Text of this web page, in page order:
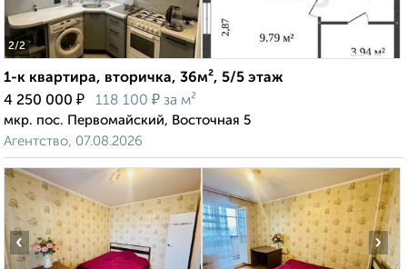
2/2
1-к квартира, вторичка, 36м², 5/5 этаж
4 250 000 ₽ 118 100 ₽ за м²
мкр. пос. Первомайский, Восточная 5
Агентство, 07.08.2026
‹ ›